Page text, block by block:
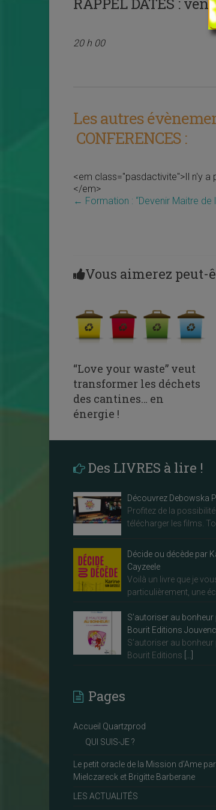
20 h 00
Les autres
CONFERENCES :
<em class="pasdactivite">Il n'y
</em>
← Formation : “Devenir Maitre de
Vous aimerez peut-
“Love your waste” veut
transformer les déchets
des cantines… en
énergie !
Des LIVRES à lire !
Découvrez Debowska
Profitez de la
télécharger les films.
Décide ou décède par
Cayzeele
Voilà un livre que je
particulièrement, une
S’autoriser au
Bourit Editions
S’autoriser au
Bourit Editions
Pages
Accueil Quartzprod
QUI SUIS-JE ?
Le petit oracle de la Mission d’Ame
Mielczareck et Brigitte Barberane
LES ACTUALITÉS